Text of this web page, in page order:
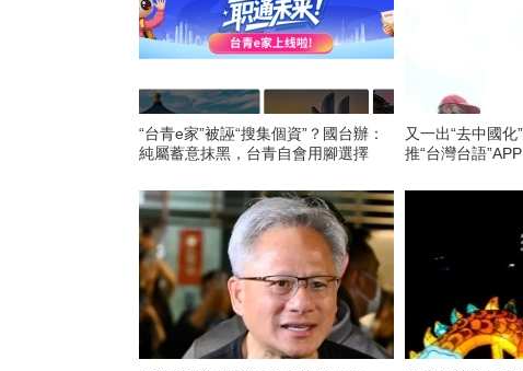
“台青e家”被誣“搜集個資”？國台辦：
純屬蓄意抹黑，台青自會用腳選擇
又一出“去中國
推“台灣台語”APP